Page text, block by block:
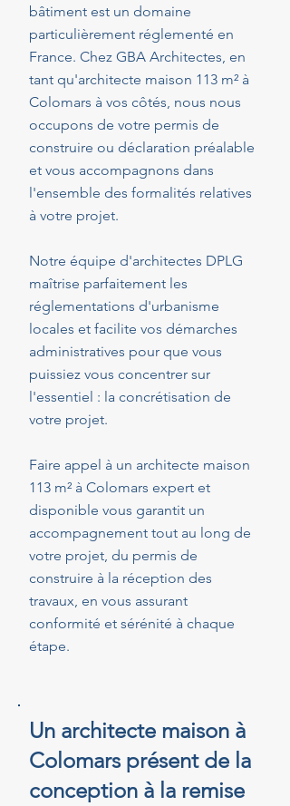
bâtiment est un domaine
particulièrement réglementé en
France. Chez GBA Architectes, en
tant qu'architecte maison 113 m² à
Colomars à vos côtés, nous nous
occupons de votre permis de
construire ou déclaration préalable
et vous accompagnons dans
l'ensemble des formalités relatives
à votre projet.
Notre équipe d'architectes DPLG
maîtrise parfaitement les
réglementations d'urbanisme
locales et facilite vos démarches
administratives pour que vous
puissiez vous concentrer sur
l'essentiel : la concrétisation de
votre projet.
Faire appel à un architecte maison
113 m² à Colomars expert et
disponible vous garantit un
accompagnement tout au long de
votre projet, du permis de
construire à la réception des
travaux, en vous assurant
conformité et sérénité à chaque
étape.
Un architecte maison à
Colomars présent de la
conception à la remise